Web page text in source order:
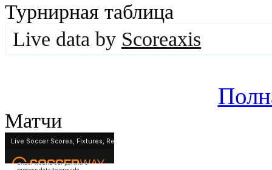
Турнирная таблица
Live data by Scoreaxis
Матчи